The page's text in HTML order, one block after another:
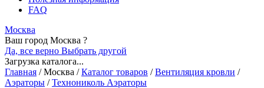
FAQ
Москва
Ваш город Москва ?
Да, все верно Выбрать другой
Загрузка каталога...
Главная /Москва / Каталог товаров / Вентиляция кровли /
Аэраторы / Технониколь Аэраторы